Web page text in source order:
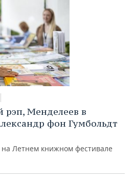
рэп, Менделеев в
фон Гумбольдт
на Летнем книжном фестивале